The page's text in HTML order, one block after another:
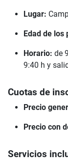
Lugar:
Edad de
Horario: de
9:40 h y
Cuotas de
Precio
Precio con
Servicios